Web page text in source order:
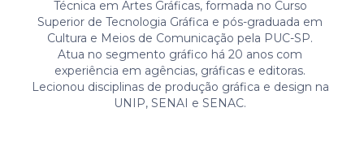
Técnica em Artes Gráficas, formada no Curso
Superior de Tecnologia Gráfica e pós-graduada em
Cultura e Meios de Comunicação pela PUC-SP.
Atua no segmento gráfico há 20 anos com
experiência em agências, gráficas e editoras.
Lecionou disciplinas de produção gráfica e design na
UNIP, SENAI e SENAC.